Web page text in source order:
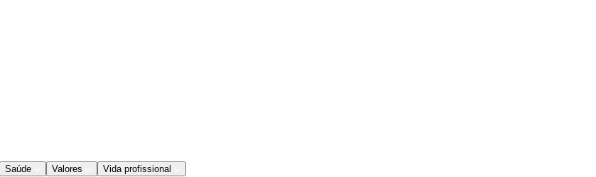
Saúde Valores Vida profissional